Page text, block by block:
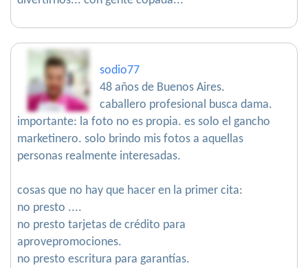
sodio77
48 años de Buenos Aires.
caballero profesional busca dama.
importante: la foto no es propia. es solo el gancho
marketinero. solo brindo mis fotos a aquellas
personas realmente interesadas.
cosas que no hay que hacer en la primer cita:
no presto ....
no presto tarjetas de crédito para
aprovepromociones.
no presto escritura para garantías.